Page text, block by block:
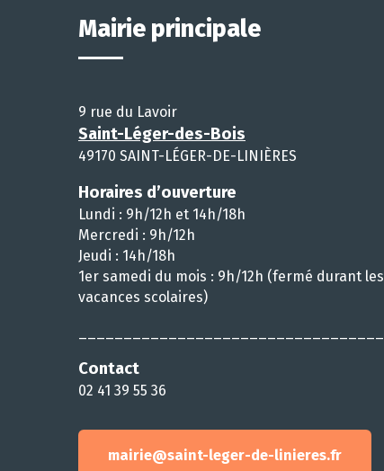
Mairie principale
9 rue du Lavoir
Saint-Léger-des-Bois
49170 SAINT-LÉGER-DE-LINIÈRES
Horaires d’ouverture
Lundi : 9h/12h et 14h/18h
Mercredi : 9h/12h
Jeudi : 14h/18h
1er samedi du mois : 9h/12h (fermé durant les
vacances scolaires)
Contact
02 41 39 55 36
mairie@saint-leger-de-linieres.fr